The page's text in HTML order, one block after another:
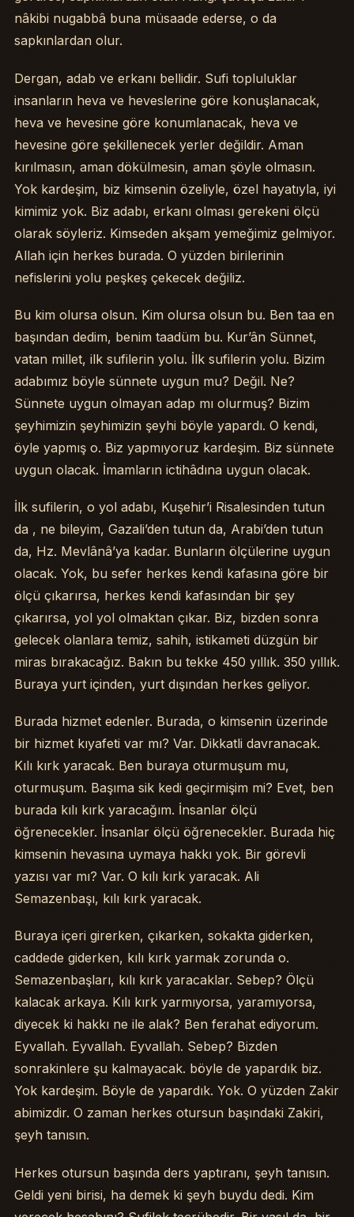
nâkibi nugabbâ buna müsaade ederse, o da
sapkınlardan olur.
Dergan, adab ve erkanı bellidir. Sufi topluluklar
insanların heva ve heveslerine göre konuşlanacak,
heva ve hevesine göre konumlanacak, heva ve
hevesine göre şekillenecek yerler değildir. Aman
kırılmasın, aman dökülmesin, aman şöyle olmasın.
Yok kardeşim, biz kimsenin özeliyle, özel hayatıyla, iyi
kimimiz yok. Biz adabı, erkanı olması gerekeni ölçü
olarak söyleriz. Kimseden akşam yemeğimiz gelmiyor.
Allah için herkes burada. O yüzden birilerinin
nefislerini yolu peşkeş çekecek değiliz.
Bu kim olursa olsun. Kim olursa olsun bu. Ben taa en
başından dedim, benim taadüm bu. Kur’ân Sünnet,
vatan millet, ilk sufilerin yolu. İlk sufilerin yolu. Bizim
adabımız böyle sünnete uygun mu? Değil. Ne?
Sünnete uygun olmayan adap mı olurmuş? Bizim
şeyhimizin şeyhimizin şeyhi böyle yapardı. O kendi,
öyle yapmış o. Biz yapmıyoruz kardeşim. Biz sünnete
uygun olacak. İmamların ictihâdına uygun olacak.
İlk sufilerin, o yol adabı, Kuşehir’i Risalesinden tutun
da , ne bileyim, Gazali’den tutun da, Arabi’den tutun
da, Hz. Mevlânâ’ya kadar. Bunların ölçülerine uygun
olacak. Yok, bu sefer herkes kendi kafasına göre bir
ölçü çıkarırsa, herkes kendi kafasından bir şey
çıkarırsa, yol yol olmaktan çıkar. Biz, bizden sonra
gelecek olanlara temiz, sahih, istikameti düzgün bir
miras bırakacağız. Bakın bu tekke 450 yıllık. 350 yıllık.
Buraya yurt içinden, yurt dışından herkes geliyor.
Burada hizmet edenler. Burada, o kimsenin üzerinde
bir hizmet kıyafeti var mı? Var. Dikkatli davranacak.
Kılı kırk yaracak. Ben buraya oturmuşum mu,
oturmuşum. Başıma sik kedi geçirmişim mi? Evet, ben
burada kılı kırk yaracağım. İnsanlar ölçü
öğrenecekler. İnsanlar ölçü öğrenecekler. Burada hiç
kimsenin hevasına uymaya hakkı yok. Bir görevli
yazısı var mı? Var. O kılı kırk yaracak. Ali
Semazenbaşı, kılı kırk yaracak.
Buraya içeri girerken, çıkarken, sokakta giderken,
caddede giderken, kılı kırk yarmak zorunda o.
Semazenbaşları, kılı kırk yaracaklar. Sebep? Ölçü
kalacak arkaya. Kılı kırk yarmıyorsa, yaramıyorsa,
diyecek ki hakkı ne ile alak? Ben ferahat ediyorum.
Eyvallah. Eyvallah. Eyvallah. Sebep? Bizden
sonrakinlere şu kalmayacak. böyle de yapardık biz.
Yok kardeşim. Böyle de yapardık. Yok. O yüzden Zakir
abimizdir. O zaman herkes otursun başındaki Zakiri,
şeyh tanısın.
Herkes otursun başında ders yaptıranı, şeyh tanısın.
Geldi yeni birisi, ha demek ki şeyh buydu dedi. Kim